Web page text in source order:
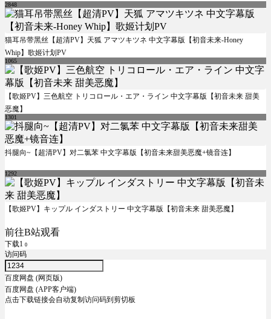
2848
猫耳吊带黑丝【超清PV】天狐 アマツキツネ 中文字幕版【初音未来-Honey
Whip】歌姬计划PV
1065
【歌姬PV】三色航空 トリコロール・エア・ライン 中文字幕版【初音未来 甜美
恶魔】
1301
抖腿向~【超清PV】对二氯苯 中文字幕版【初音未来甜美恶魔+镜音连】
1292
【歌姬PV】キップル インダストリー 中文字幕版【初音未来 甜美恶魔】
前往B站观看
下载1 0
访问码
百度网盘 (网页版)
百度网盘 (APP客户端)
点击下载链接会自动复制访问码到剪切板